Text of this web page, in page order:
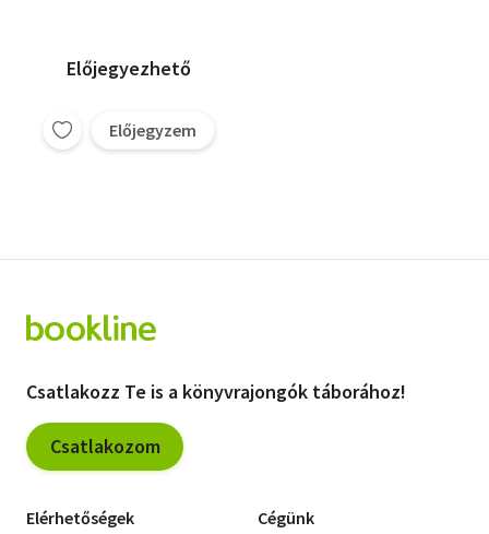
megtartása (2mű)
Előjegyezhető
Előjegyzem
Csatlakozz Te is a könyvrajongók táborához!
Csatlakozom
Elérhetőségek Cégünk